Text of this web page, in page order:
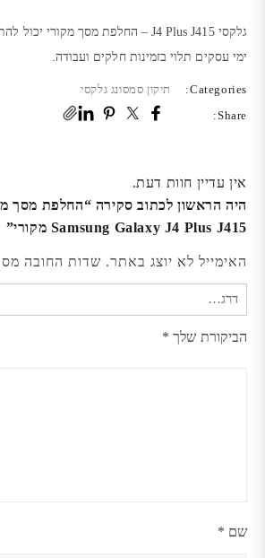
ימי עסקים תלוי בזמינות חלקים ועבודה.
Categories:
תיקון סמסונג גלקסי
Share:
אין עדיין חוות דעת.
Samsung Galaxy J4 Plus J415 מקורי”
האימייל לא יוצג באתר. שדות החובה
הביקורת שלך *
שם *